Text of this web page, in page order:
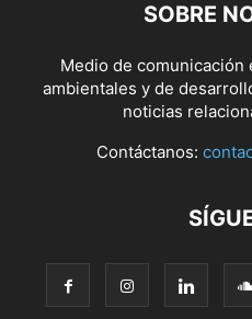
SOBRE
Medio de comunicación
ambientales y de
noticias
Contáctanos: